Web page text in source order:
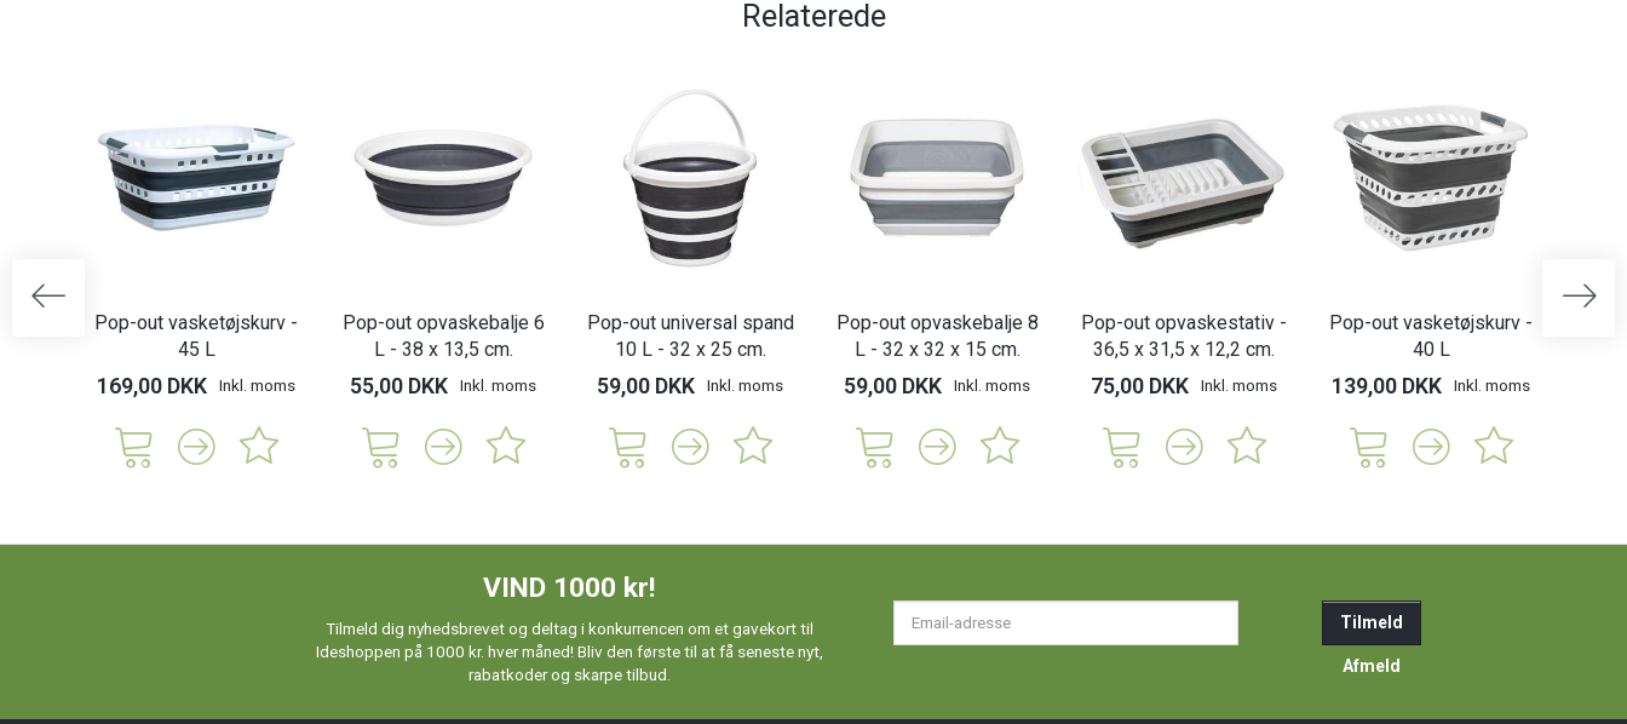
Relaterede
Pop-out vasketøjskurv -
45 L
169,00 DKK Inkl. moms
Pop-out opvaskebalje 6
L - 38 x 13,5 cm.
55,00 DKK Inkl. moms
Pop-out universal spand
10 L - 32 x 25 cm.
59,00 DKK Inkl. moms
Pop-out opvaskebalje 8
L - 32 x 32 x 15 cm.
59,00 DKK Inkl. moms
Pop-out opvaskestativ -
36,5 x 31,5 x 12,2 cm.
75,00 DKK Inkl. moms
Pop-out vasketøjskurv -
40 L
139,00 DKK Inkl. moms
VIND 1000 kr!
Tilmeld dig nyhedsbrevet og deltag i konkurrencen om et gavekort til
Ideshoppen på 1000 kr. hver måned! Bliv den første til at få seneste nyt,
rabatkoder og skarpe tilbud.
Tilmeld
Afmeld